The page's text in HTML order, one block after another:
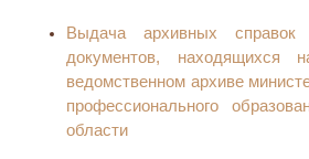
Выдача архивных справок
документов, находящихся
ведомственном архиве
профессионального
области